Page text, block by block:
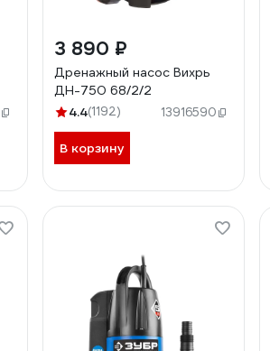
3 890 ₽
Дренажный насос Вихрь
ДН-750 68/2/2
4.4(1192) 13916590
В корзину